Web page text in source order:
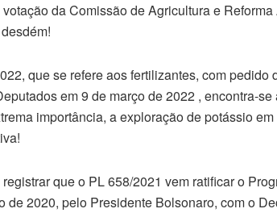
da Comissão de Agricultura e
que se refere aos fertilizantes, com
em 9 de março de 2022 , encontra-
importância, a exploração de potássio
que o PL 658/2021 vem ratificar o
de 2020, pelo Presidente Bolsonaro, com o